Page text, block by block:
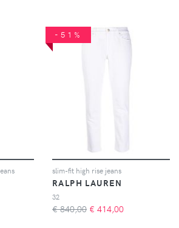
-51%
slim-fit high rise jeans
RALPH LAUREN
32
€ 840,00 € 414,00